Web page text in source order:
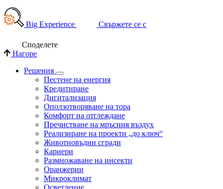
Big Experience Свържете се с
Споделете
Нагоре
Решения
Пестене на енергия
Кредитиране
Дигитализация
Оползотворяване на тора
Комфорт на отглеждане
Пречистване на мръсния въздух
Реализиране на проекти „до ключ“
Животновъдни сгради
Кариери
Размножаване на инсекти
Оранжерии
Микроклимат
Осветление